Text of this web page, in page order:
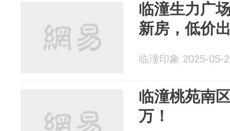
临潼生力广
新房，低价
临潼印象 2025-05-
临潼桃苑南
万！